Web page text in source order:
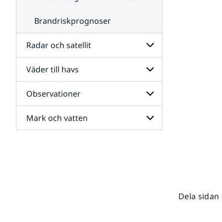
Brandriskprognoser
Radar och satellit
Undersidor
för
Radar
och
satellit
Väder till havs
Undersidor
för
Väder
till
havs
Observationer
Undersidor
för
Mark och vatten
Dela sidan